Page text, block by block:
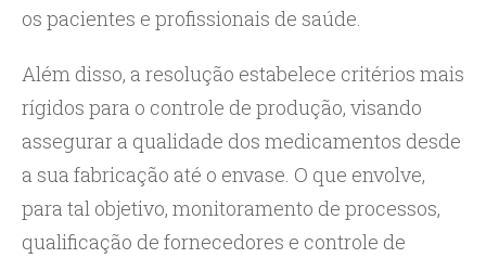
os pacientes e profissionais de saúde.
Além disso, a resolução estabelece critérios mais
rígidos para o controle de produção, visando
assegurar a qualidade dos medicamentos desde
a sua fabricação até o envase. O que envolve,
para tal objetivo, monitoramento de processos,
qualificação de fornecedores e controle de